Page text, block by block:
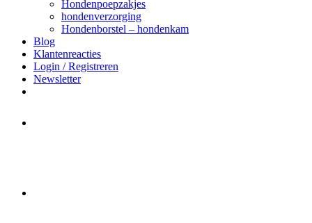
Hondenpoepzakjes
hondenverzorging
Hondenborstel – hondenkam
Blog
Klantenreacties
Login / Registreren
Newsletter